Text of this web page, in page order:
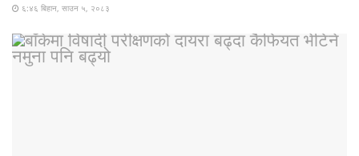
६:४६ बिहान, साउन ५, २०८३